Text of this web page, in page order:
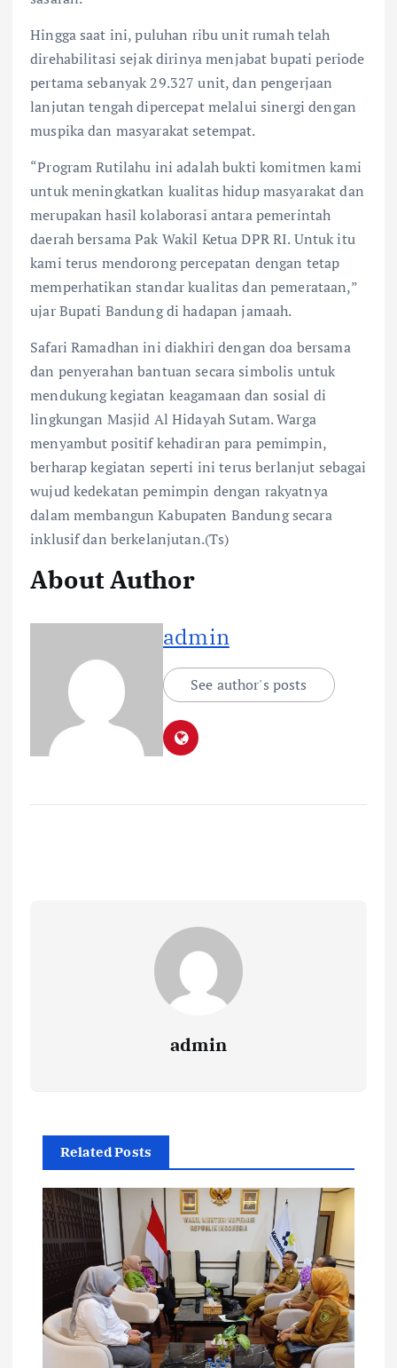
Hingga saat ini, puluhan ribu unit rumah telah
direhabilitasi sejak dirinya menjabat bupati periode
pertama sebanyak 29.327 unit, dan pengerjaan
lanjutan tengah dipercepat melalui sinergi dengan
muspika dan masyarakat setempat.
“Program Rutilahu ini adalah bukti komitmen kami
untuk meningkatkan kualitas hidup masyarakat dan
merupakan hasil kolaborasi antara pemerintah
daerah bersama Pak Wakil Ketua DPR RI. Untuk itu
kami terus mendorong percepatan dengan tetap
memperhatikan standar kualitas dan pemerataan,”
ujar Bupati Bandung di hadapan jamaah.
Safari Ramadhan ini diakhiri dengan doa bersama
dan penyerahan bantuan secara simbolis untuk
mendukung kegiatan keagamaan dan sosial di
lingkungan Masjid Al Hidayah Sutam. Warga
menyambut positif kehadiran para pemimpin,
berharap kegiatan seperti ini terus berlanjut sebagai
wujud kedekatan pemimpin dengan rakyatnya
dalam membangun Kabupaten Bandung secara
inklusif dan berkelanjutan.(Ts)
About Author
admin
See author's posts
admin
Related Posts